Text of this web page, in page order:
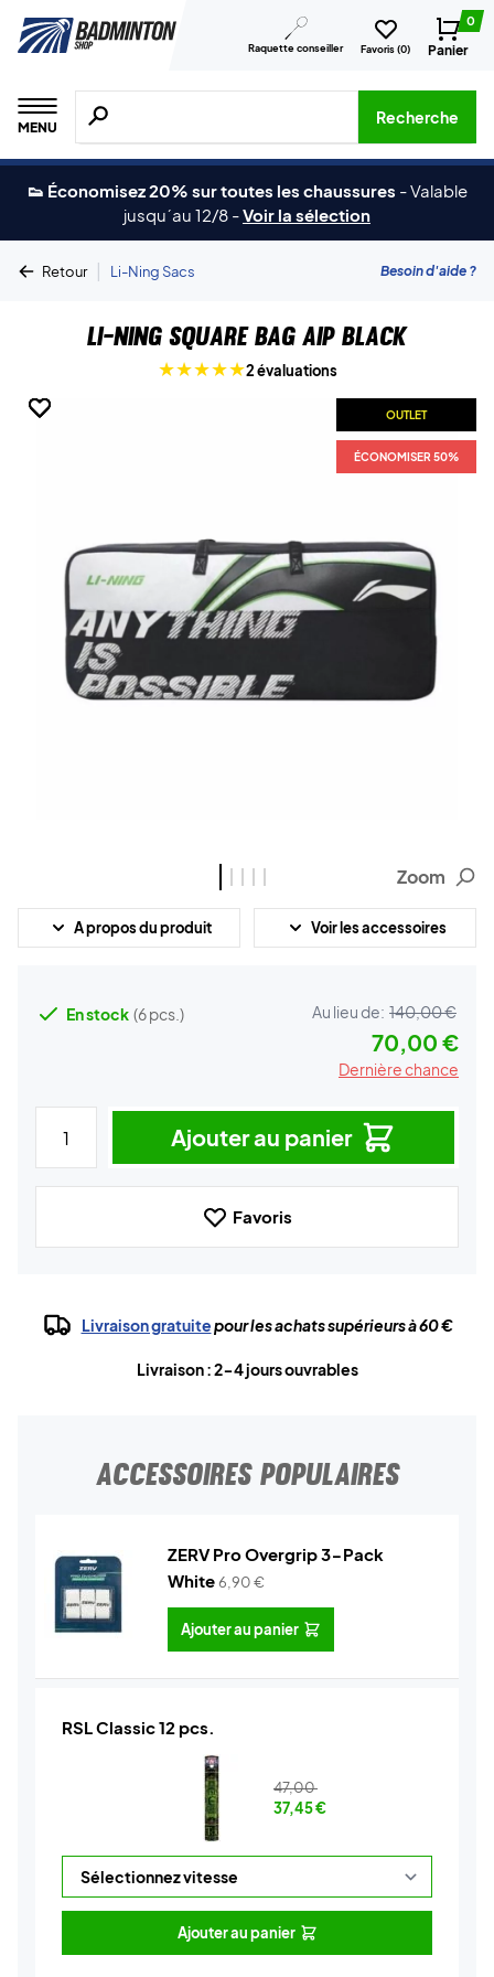
Raquette conseiller Favoris (0)
0
Panier
MENU
Recherche de produits, de marques, etc.
Recherche
👟 Économisez 20% sur toutes les chaussures -Valable
jusqu´au 12/8 -Voir la sélection
Retour | Li-Ning Sacs Besoin d'aide ?
Li-Ning Square Bag AIP Black
2 évaluations
OUTLET
ÉCONOMISER 50%
OUTLET
ÉCONOMISER 50%
OUTLET
ÉCONOMISER 50%
OUTLET
ÉCONOMISER 50%
OUTLET
ÉCONOMISER 50%
Zoom
A propos du produit Voir les accessoires
En stock (6 pcs.) Au lieu de: 140,00 €
70,00 €
Dernière chance
Ajouter au panier
Favoris
Livraison gratuitepour les achats supérieurs à 60 €
Livraison : 2-4 jours ouvrables
ACCESSOIRES POPULAIRES
ZERV Pro Overgrip 3-Pack
White6,90€
Ajouter au panier
RSL Classic 12 pcs.
47,00
37,45€
Ajouter au panier